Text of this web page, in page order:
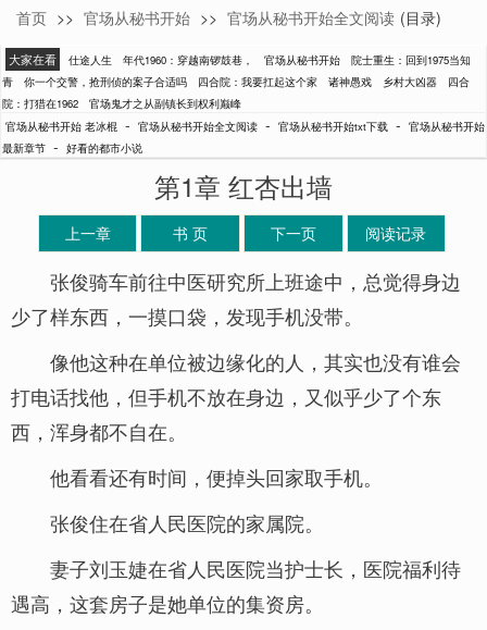
老冰棍
首页 >> 官场从秘书开始 >> 官场从秘书开始全文阅读 (目录)
大家在看 仕途人生 年代1960：穿越南锣鼓巷， 官场从秘书开始
院士重生：回到1975当知
青
你一个交警，抢刑侦的案子合适吗 四合院：我要扛起这个家 诸神愚戏 乡村大凶器
四合
院：打猎在1962
官场鬼才之从副镇长到权利巅峰
官场从秘书开始 老冰棍 - 官场从秘书开始全文阅读 - 官场从秘书开始txt下载 - 官场从秘书开始
最新章节 - 好看的都市小说
第1章 红杏出墙
上一章 书 页 下一页 阅读记录
张俊骑车前往中医研究所上班途中，总觉得身边
少了样东西，一摸口袋，发现手机没带。
像他这种在单位被边缘化的人，其实也没有谁会
打电话找他，但手机不放在身边，又似乎少了个东
西，浑身都不自在。
他看看还有时间，便掉头回家取手机。
张俊住在省人民医院的家属院。
妻子刘玉婕在省人民医院当护士长，医院福利待
遇高，这套房子是她单位的集资房。